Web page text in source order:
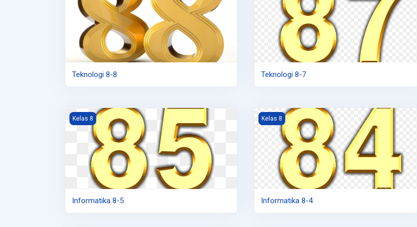
Teknologi 8-8 Teknologi 8-7
Informatika 8-5
Kelas 8
Informatika 8-5
Informatika 8-4
Kelas 8
Informatika 8-4